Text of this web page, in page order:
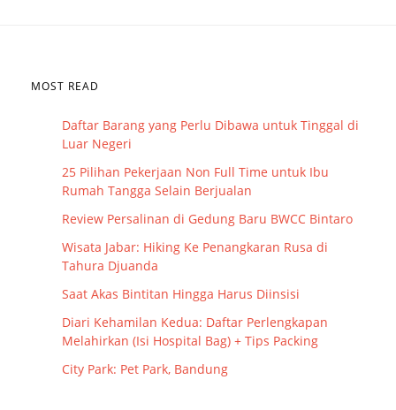
MOST READ
Daftar Barang yang Perlu Dibawa untuk Tinggal di
Luar Negeri
25 Pilihan Pekerjaan Non Full Time untuk Ibu
Rumah Tangga Selain Berjualan
Review Persalinan di Gedung Baru BWCC Bintaro
Wisata Jabar: Hiking Ke Penangkaran Rusa di
Tahura Djuanda
Saat Akas Bintitan Hingga Harus Diinsisi
Diari Kehamilan Kedua: Daftar Perlengkapan
Melahirkan (Isi Hospital Bag) + Tips Packing
City Park: Pet Park, Bandung